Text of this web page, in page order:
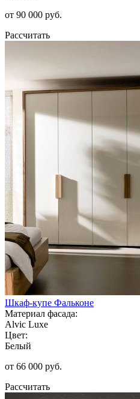
от 90 000 руб.
Рассчитать
Шкаф-купе Фальконе
Материал фасада:
Alvic Luxe
Цвет:
Белый
от 66 000 руб.
Рассчитать